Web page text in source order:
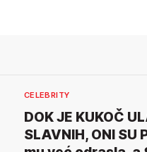
CELEBRITY
DOK JE KUKOČ
SLAVNIH, ONI SU